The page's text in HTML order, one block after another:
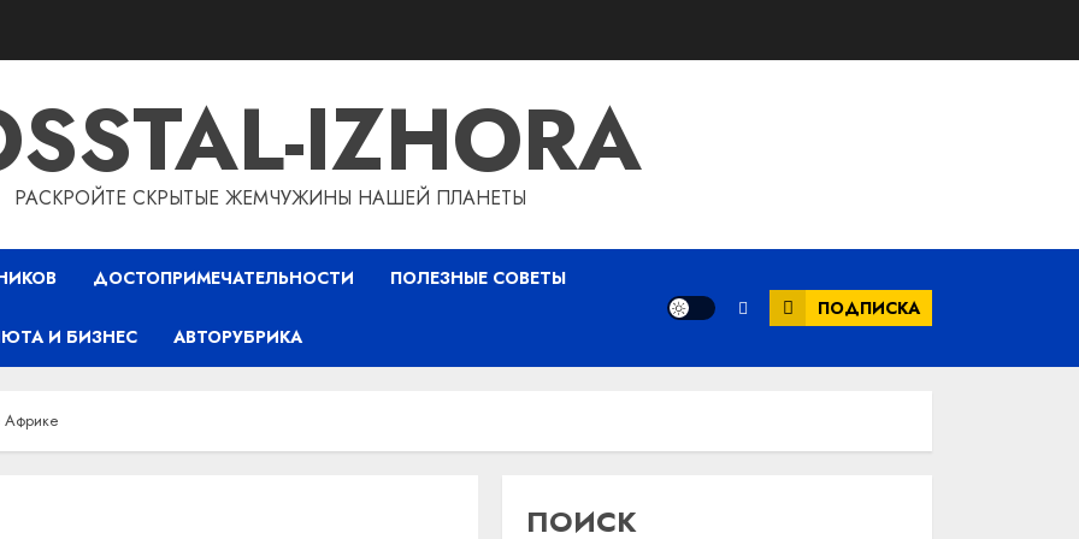
IZHORA
РАСКРОЙТЕ СКРЫТЫЕ ЖЕМЧУЖИНЫ НАШЕЙ ПЛАНЕТЫ
ДОСТОПРИМЕЧАТЕЛЬНОСТИ ПОЛЕЗНЫЕ СОВЕТЫ
И БИЗНЕС АВТОРУБРИКА
ПОДПИСКА
Африке
ПОИСК